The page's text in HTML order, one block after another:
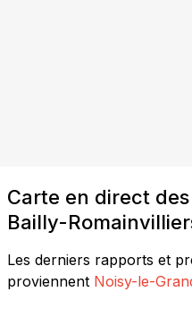
Carte en direct
Bailly-
Les derniers rapports et
proviennent Noisy-le-